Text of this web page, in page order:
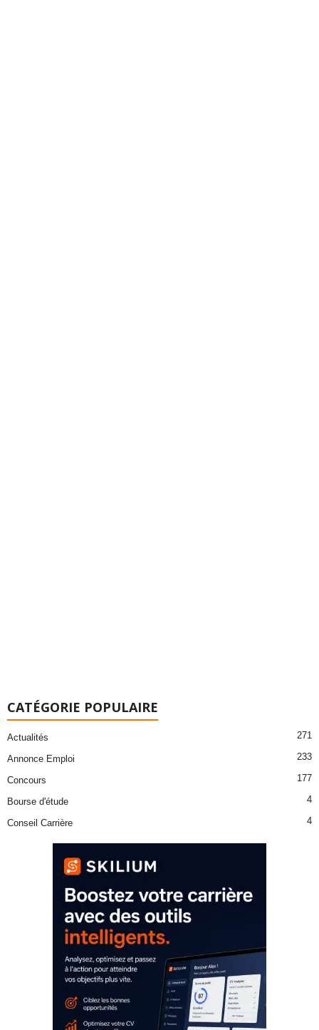
CATÉGORIE POPULAIRE
Actualités 271
Annonce Emploi 233
Concours 177
Bourse d'étude 4
Conseil Carrière 4